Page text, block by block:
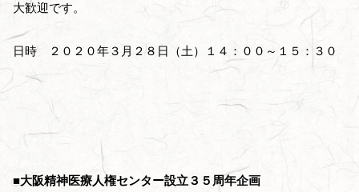
大歓迎です。
日時 ２０２０年３月２８日（土）１４：００～１５：３０
■大阪精神医療人権センター設立３５周年企画